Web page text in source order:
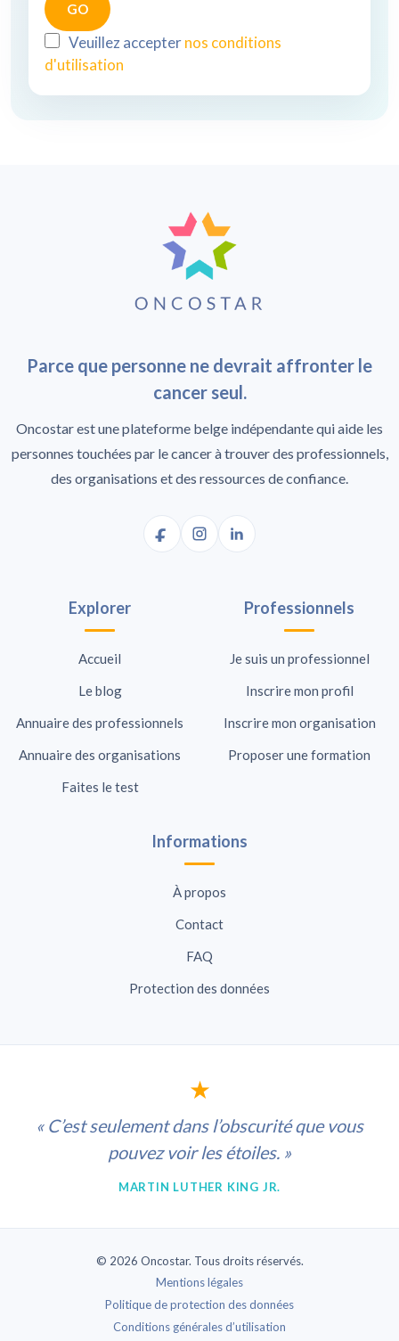
Veuillez accepternos conditions
d'utilisation
Parce que personne ne devrait affronter le
cancer seul.
Oncostar est une plateforme belge indépendante qui aide les
personnes touchées par le cancer à trouver des professionnels,
des organisations et des ressources de confiance.
Explorer
Accueil
Le blog
Annuaire des professionnels
Annuaire des organisations
Faites le test
Professionnels
Je suis un professionnel
Inscrire mon profil
Inscrire mon organisation
Proposer une formation
Informations
À propos
Contact
FAQ
Protection des données
★
« C’est seulement dans l’obscurité que vous
pouvez voir les étoiles. »
MARTIN LUTHER KING JR.
© 2026 Oncostar. Tous droits réservés.
Mentions légales
Politique de protection des données
Conditions générales d’utilisation